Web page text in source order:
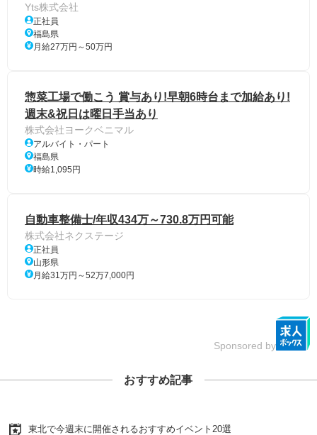
Yts株式会社
正社員
福島県
月給27万円～50万円
惣菜工場で働こう 賞与あり!早朝6時台まで加給あり!
週末&祝日は曜日手当あり
株式会社ヨークベニマル
アルバイト・パート
福島県
時給1,095円
自動車整備士/年収434万～730.8万円可能
株式会社ネクステージ
正社員
山形県
月給31万円～52万7,000円
Sponsored by
おすすめ記事
東北で今週末に開催されるおすすめイベント20選